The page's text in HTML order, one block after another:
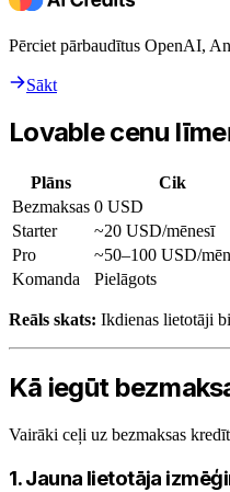
Pērciet pārbaudītus OpenAI,
Sākt
Lovable cenu
Plāns Cik
Bezmaksas 0 USD
Starter
~20 USD/mēnesī
Pro
~50–100 USD/
Komanda
Pielāgots
Reāls skats: Ikdienas lietotāji
Kā iegūt
Vairāki ceļi uz bezmaksas
1. Jauna lietotāja